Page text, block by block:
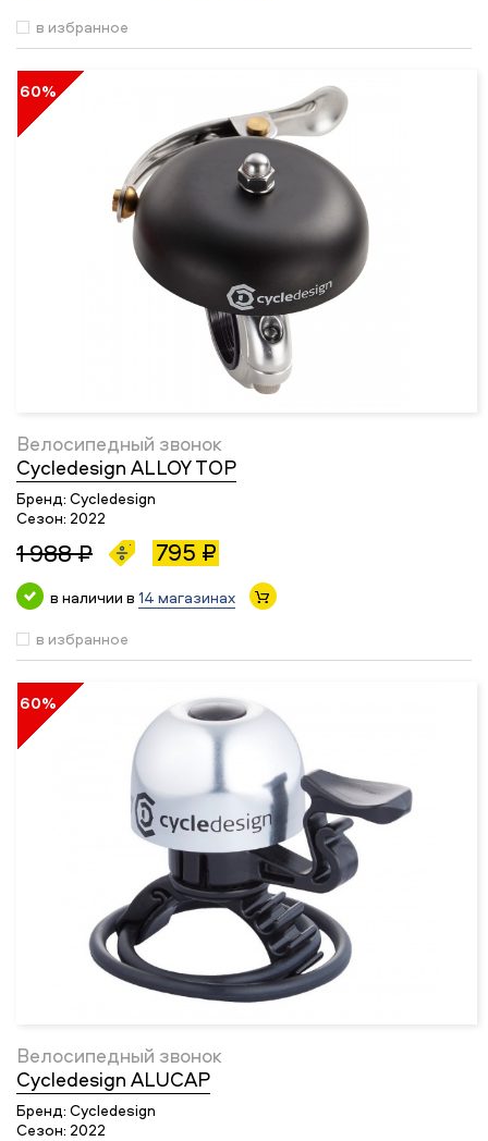
в избранное
60%
Велосипедный звонок
Cycledesign ALLOY TOP
Бренд: Cycledesign
Сезон: 2022
1 988 ₽ 795 ₽
в наличии в 14 магазинах
в избранное
60%
Велосипедный звонок
Cycledesign ALUCAP
Бренд: Cycledesign
Сезон: 2022